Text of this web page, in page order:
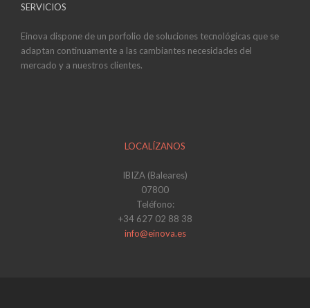
SERVICIOS
Einova dispone de un porfolio de soluciones tecnológicas que se
adaptan continuamente a las cambiantes necesidades del
mercado y a nuestros clientes.
LOCALÍZANOS
IBIZA (Baleares)
07800
Teléfono:
+34 627 02 88 38
info@einova.es